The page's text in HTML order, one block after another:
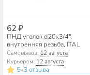
62 ₽
ПНД уголок d20х3/4",
внутренняя резьба, ITAL
Самовывоз: 12 августа
Курьером: 12 августа
5•3 отзыва